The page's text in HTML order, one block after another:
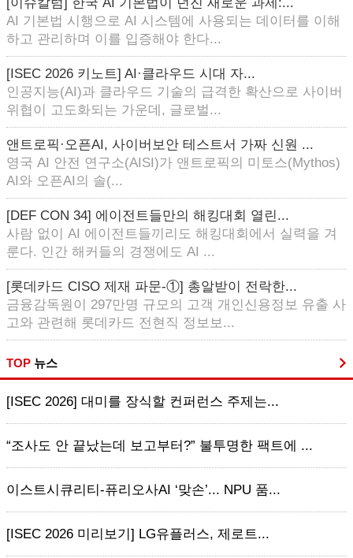
AI 기본법 시행으로 AI 시스템에 사용되는 데이터를 이해
하고 관리하며 이를 입증해야 한다...
[ISEC 2026 키노트] AI·클라우드 시대 자...
인공지능(AI)과 클라우드 기술의 급격한 확산으로 사이버
위협이 고도화되는 가운데, 글로벌...
앤트로픽·오픈AI, 사이버보안 테스트서 가짜 신원 ...
영국 AI 안전 연구소(AISI)가 앤트로픽의 미토스(Mythos)
AI와 오픈AI의 솔(...
[DEF CON 34] 에이전트들만의 해킹대회 열린...
사람 없이 AI 에이전트들끼리도 해킹대회에서 실력을 겨
룬다. 인간 해커들의 경쟁에도 AI ...
[롯데카드 CISO 제재 파문-①] 총알받이 전락한...
금융감독원이 297만명 규모의 고객 개인신용정보 유출 사
고와 관련해 롯데카드 전현직 정보보...
TOP 뉴스
[ISEC 2026] 대미를 장식할 컨퍼런스 주제는...
“조사도 안 끝났는데 보고부터?” 불투명한 팩트에 ...
이스트시큐리티-퓨리오사AI ‘맞손’... NPU 품...
[ISEC 2026 미리보기] LG유플러스, 제로트...